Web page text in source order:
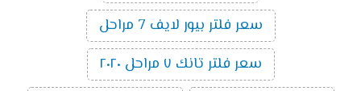
سعر فلتر بيور لايف 7 مراحل
سعر فلتر تانك ٧ مراحل ٢٠٢٠